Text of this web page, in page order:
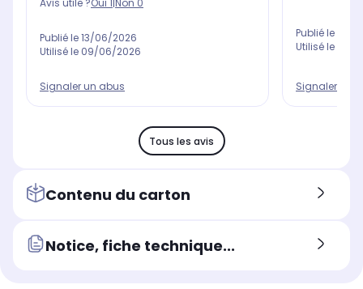
Publié le13/06/2026
Utilisé le 09/06/2026
Signaler un abus
Publié le
Utilisé le
Signaler un
Tous les avis
Contenu du carton
Notice, fiche technique...